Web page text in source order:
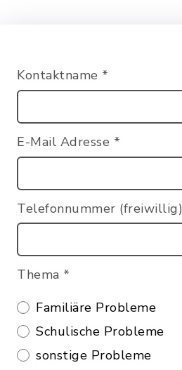
Kontaktname *
E-Mail Adresse *
Telefonnummer (freiwillig)
Thema *
Familiäre Probleme
Schulische Probleme
sonstige Probleme